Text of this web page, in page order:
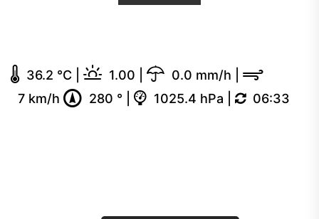
36.2 °C 1.00 0.0 mm/h
7 km/h
280 ° 1025.4 hPa 06:33